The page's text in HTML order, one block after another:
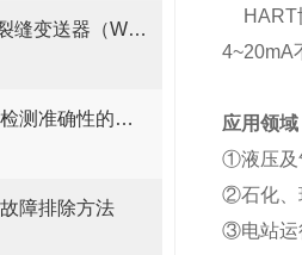
带您全面了解LORA裂缝变送器（WY7010）
在线浓度计优化浓度检测准确性的关键措施
障排除方法
HART
4~20mA
应用领域
①液压及
②石化、
③电站运